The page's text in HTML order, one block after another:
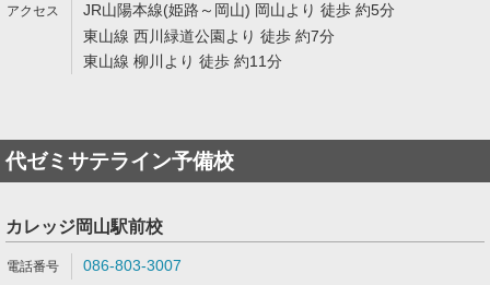
JR山陽本線(姫路～岡山) 岡山より 徒歩 約5分
東山線 西川緑道公園より 徒歩 約7分
東山線 柳川より 徒歩 約11分
代ゼミサテライン予備校
カレッジ岡山駅前校
086-803-3007